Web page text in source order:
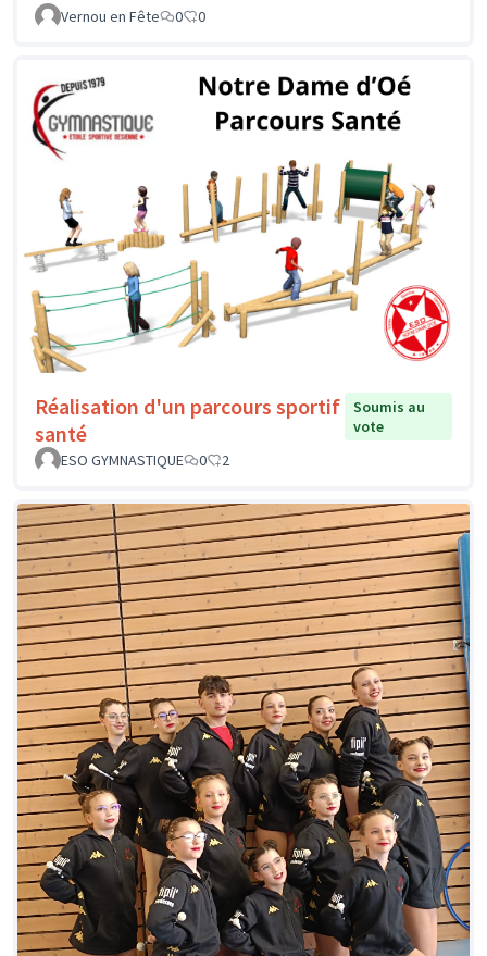
Vernou en Fête 0 0
Réalisation d'un parcours sportif
santé
Soumis au
vote
ESO GYMNASTIQUE
0 2